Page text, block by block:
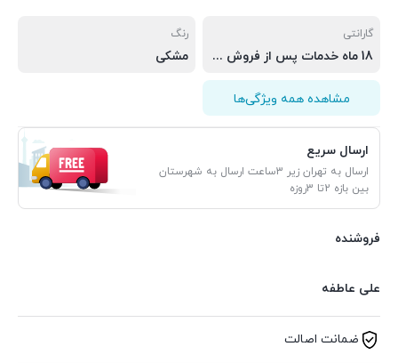
گارانتی
18 ماه خدمات پس از فروش ( 6 ماه تعویض قطعه )
رنگ
مشکی
مشاهده همه ویژگی‌ها
ارسال سریع
ارسال به تهران زیر 3ساعت ارسال به شهرستان
بین بازه 2تا 3روزه
فروشنده
علی عاطفه
ضمانت اصالت